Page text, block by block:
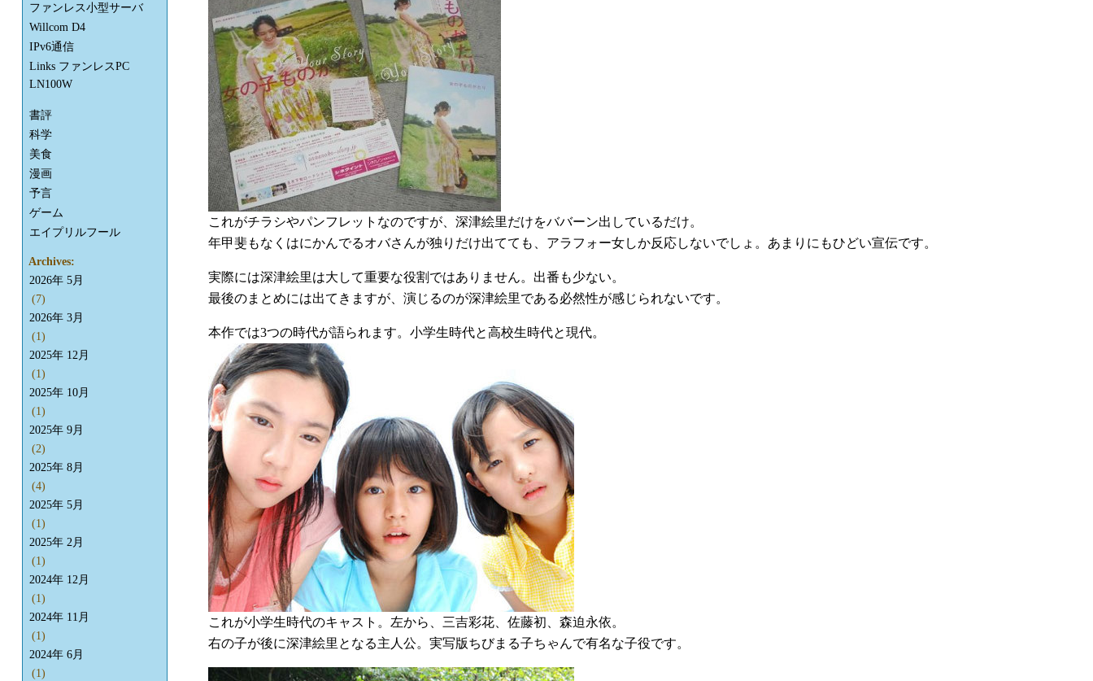
これがチラシやパンフレットなのですが、深津絵里だけをババーン出しているだけ。
年甲斐もなくはにかんでるオバさんが独りだけ出てても、アラフォー女しか反応しないでしょ。あまりにもひどい宣伝です。
実際には深津絵里は大して重要な役割ではありません。出番も少ない。
最後のまとめには出てきますが、演じるのが深津絵里である必然性が感じられないです。
本作では3つの時代が語られます。小学生時代と高校生時代と現代。
これが小学生時代のキャスト。左から、三吉彩花、佐藤初、森迫永依。
右の子が後に深津絵里となる主人公。実写版ちびまる子ちゃんで有名な子役です。
ファンレス小型サーバ
Willcom D4
IPv6通信
Links ファンレスPC
LN100W
書評
科学
美食
漫画
予言
ゲーム
エイプリルフール
Archives:
2026年 5月
(7)
2026年 3月
(1)
2025年 12月
(1)
2025年 10月
(1)
2025年 9月
(2)
2025年 8月
(4)
2025年 5月
(1)
2025年 2月
(1)
2024年 12月
(1)
2024年 11月
(1)
2024年 6月
(1)